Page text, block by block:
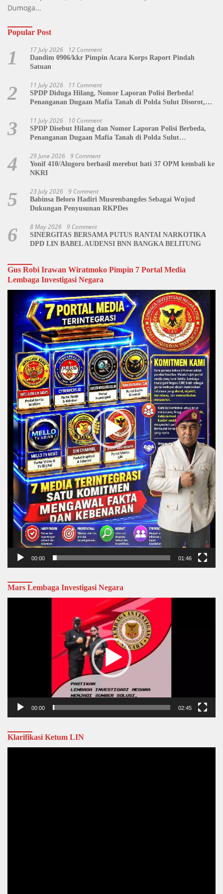
Dumoga...
Popular Post
1 17 July 2026 12 Comment
Dandim 0906/kkr Pimpin Acara Korps Raport Pindah
Satuan
2 11 July 2026 11 Comment
SPDP Diduga Hilang, Nomor Laporan Polisi Berbeda!
Penanganan Dugaan Mafia Tanah di Polda Sulut Disorot,
3 11 July 2026 10 Comment
SPDP Disebut Hilang dan Nomor Laporan Polisi Berbeda,
Penanganan Dugaan Mafia Tanah di Polda Sulut
4 29 June 2026 9 Comment
Yonif 410/Alugoro berhasil merebut hati 37 OPM kembali ke
NKRI
5 23 July 2026 9 Comment
Babinsa Beloro Hadiri Musrenbangdes Sebagai Wujud
Dukungan Penyusunan RKPDes
6 8 May 2026 9 Comment
SINERGITAS BERSAMA PUTUS RANTAI NARKOTIKA
DPD LIN BABEL AUDENSI BNN BANGKA BELITUNG
Gus Robi Irawan Wiratmoko Pimpin 7 Portal Media
Lembaga Investigasi Negara
Video
Player
00:00 01:46
Mars Lembaga Investigasi Negara
00:00 02:45
Klarifikasi Ketum LIN